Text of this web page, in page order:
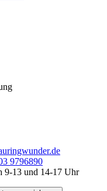
9796890
9-13 und 14-17 Uhr